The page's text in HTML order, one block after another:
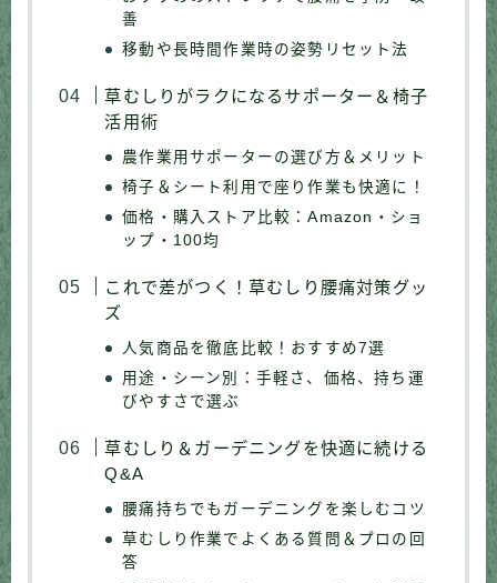
善
移動や長時間作業時の姿勢リセット法
草むしりがラクになるサポーター＆椅子
活用術
農作業用サポーターの選び方＆メリット
椅子＆シート利用で座り作業も快適に！
価格・購入ストア比較：Amazon・ショ
ップ・100均
これで差がつく！草むしり腰痛対策グッ
ズ
人気商品を徹底比較！おすすめ7選
用途・シーン別：手軽さ、価格、持ち運
びやすさで選ぶ
草むしり＆ガーデニングを快適に続ける
Q&A
腰痛持ちでもガーデニングを楽しむコツ
草むしり作業でよくある質問＆プロの回
答